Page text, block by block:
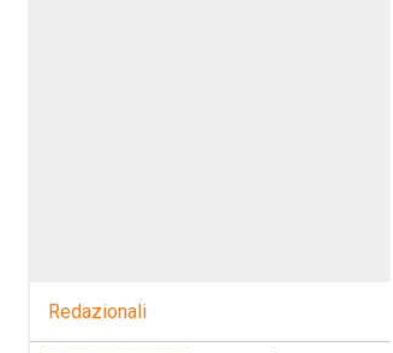
Redazionali